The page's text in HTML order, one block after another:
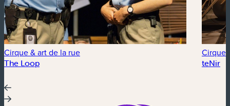
Cirque & art de la rue
The Loop
Cirque
teNir